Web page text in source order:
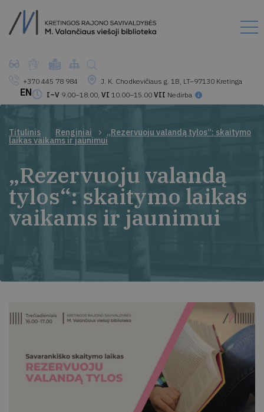
+370 445 78 984
J. K. Chodkevičiaus g. 1B, LT–97130 Kretinga
I–V 9.00–18.00, VI 10.00–15.00 VII Nedirba
EN
Titulinis Renginiai „Rezervuoju valandą tylos“: skaitymo
laikas vaikams ir jaunimui
„Rezervuoju valandą
tylos“: skaitymo laikas
vaikams ir jaunimui